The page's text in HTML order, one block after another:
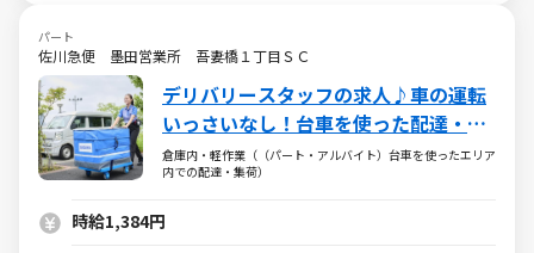
パート
佐川急便 墨田営業所 吾妻橋１丁目ＳＣ
デリバリースタッフの求人♪車の運転
いっさいなし！台車を使った配達・集
荷のお仕事
倉庫内・軽作業（（パート・アルバイト）台車を使ったエリア
内での配達・集荷）
時給1,384円